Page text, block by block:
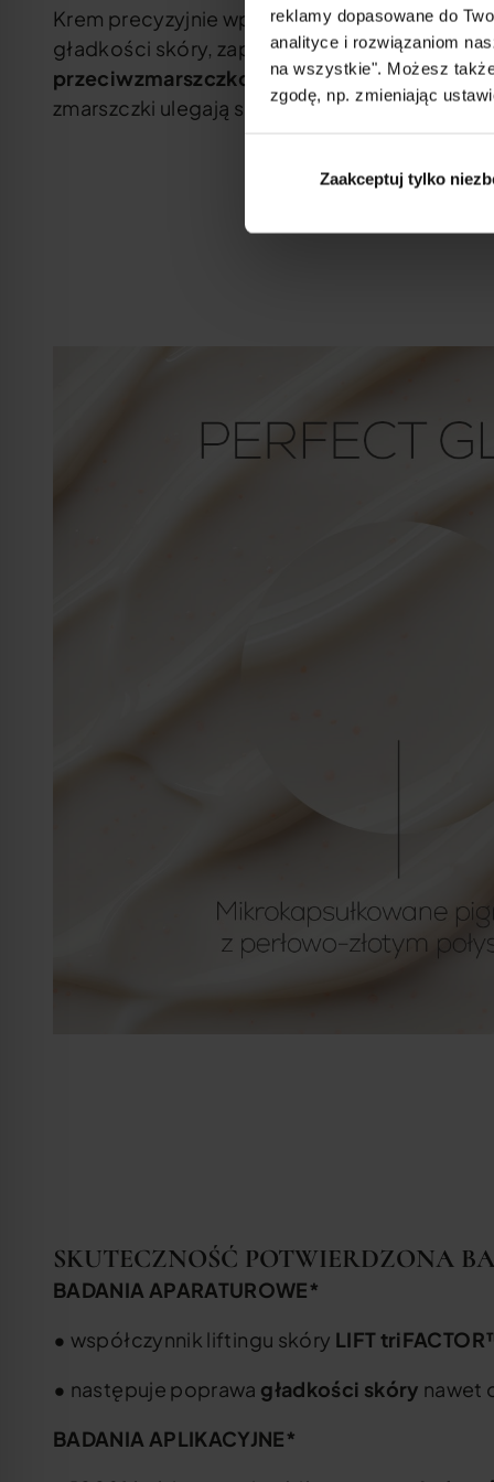
reklamy dopasowane do
analityce i rozwiązaniom
na wszystkie". Możesz
zgodę, np. zmieniając
Zaakceptuj tylko
Krem precyzyjnie wpływa na poprawę
gładkości skóry, zapewniając skuteczną
przeciwzmarszczkową. Skóra ma wyraźnie
zmarszczki ulegają spłyceniu.
SKUTECZNOŚĆ POTWIERDZONA
BADANIA APARATUROWE*
• współczynnik liftingu skóry LIFT
• następuje poprawa gładkości skóry nawet
BADANIA APLIKACYJNE*